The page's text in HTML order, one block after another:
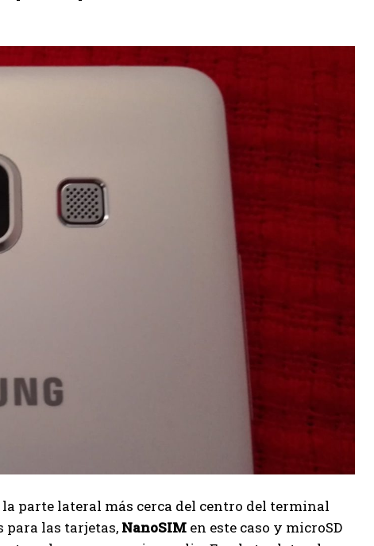
parte lateral más cerca del centro del terminal
para las tarjetas, NanoSIM en este caso y microSD